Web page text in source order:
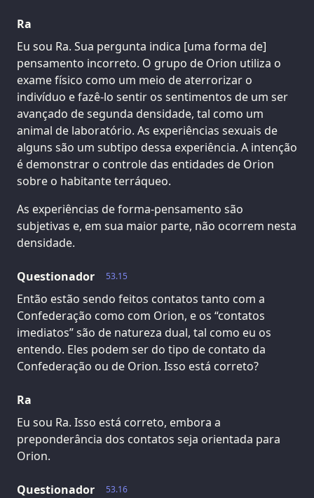
Ra
Eu sou Ra. Sua pergunta indica [uma forma de]
pensamento incorreto. O grupo de Orion utiliza o
exame físico como um meio de aterrorizar o
indivíduo e fazê-lo sentir os sentimentos de um ser
avançado de segunda densidade, tal como um
animal de laboratório. As experiências sexuais de
alguns são um subtipo dessa experiência. A intenção
é demonstrar o controle das entidades de Orion
sobre o habitante terráqueo.
As experiências de forma-pensamento são
subjetivas e, em sua maior parte, não ocorrem nesta
densidade.
53.15
Questionador
Então estão sendo feitos contatos tanto com a
Confederação como com Orion, e os “contatos
imediatos” são de natureza dual, tal como eu os
entendo. Eles podem ser do tipo de contato da
Confederação ou de Orion. Isso está correto?
Ra
Eu sou Ra. Isso está correto, embora a
preponderância dos contatos seja orientada para
Orion.
53.16
Questionador